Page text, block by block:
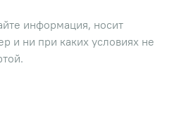
информация, носит
и ни при каких условиях не